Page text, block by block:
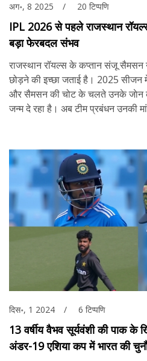
अग॰, 8 2025 20 टिप्पणि
IPL 2026 से पहले राजस्थान
बड़ा फेरबदल संभव
राजस्थान रॉयल्स के कप्तान संजू
छोड़ने की इच्छा जताई है। 2025 सीजन
और सैमसन की चोट के चलते उनके जाेन
जन्म दे रहा है। अब टीम प्रबंधन उनकी
दिस॰, 1 2024 6 टिप्पणि
13 वर्षीय वैभव सूर्यवंशी की पाक के
अंडर-19 एशिया कप में भारत की